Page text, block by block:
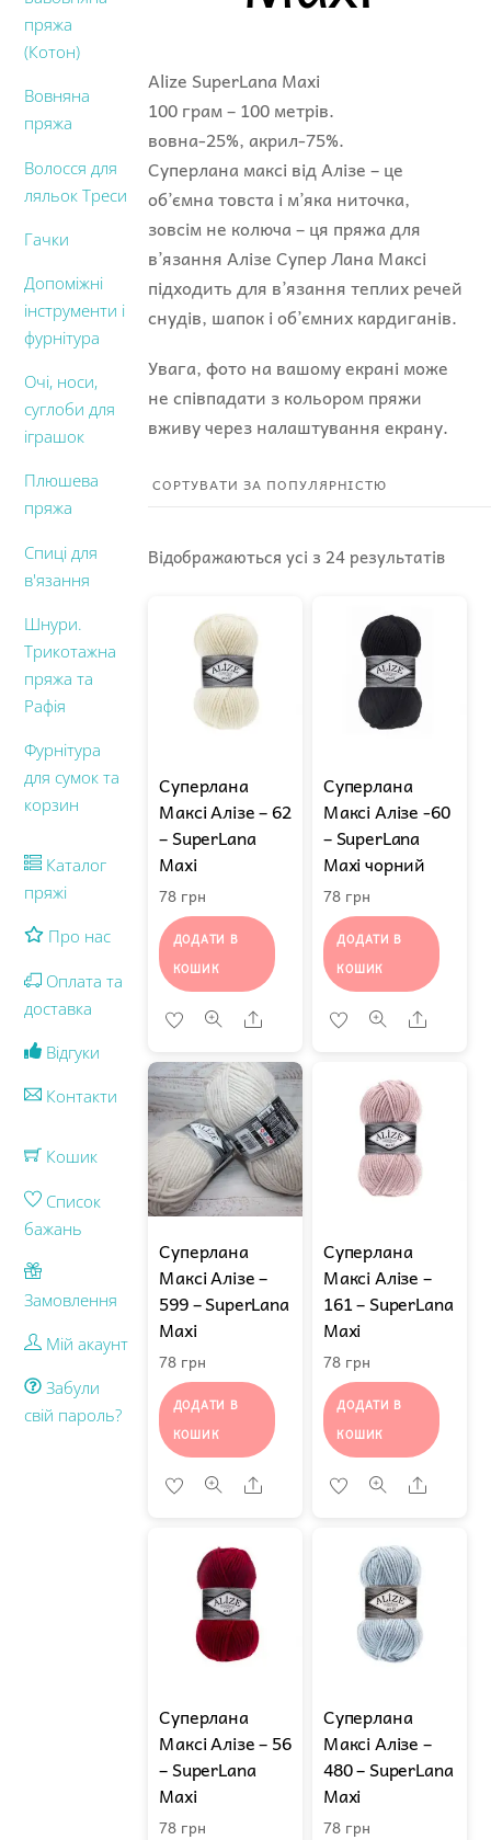
Alize SuperLana Maxi
100 грам – 100 метрів.
вовна-25%, акрил-75%.
Суперлана максі від Алізе – це
об’ємна товста і м’яка ниточка,
зовсім не колюча – ця пряжа для
в’язання Алізе Супер Лана Максі
підходить для в’язання теплих речей
снудів, шапок і об’ємних кардиганів.
Увага, фото на вашому екрані може
не співпадати з кольором пряжи
вживу через налаштування екрану.
Відображаються усі з 24 результатів
Суперлана
Максі Алізе – 62
– SuperLana
Maxi
78 грн
ДОДАТИ В
КОШИК
Share
Суперлана
Максі Алізе -60
– SuperLana
Maxi чорний
78 грн
ДОДАТИ В
КОШИК
Share
Суперлана
Максі Алізе –
599 – SuperLana
Maxi
78 грн
ДОДАТИ В
КОШИК
Share
Суперлана
Максі Алізе –
161 – SuperLana
Maxi
78 грн
ДОДАТИ В
КОШИК
Share
Суперлана
Максі Алізе – 56
– SuperLana
Maxi
78 грн
Суперлана
Максі Алізе –
480 – SuperLana
Maxi
78 грн
пряжа
(Котон)
Вовняна
пряжа
Волосся для
ляльок Треси
Гачки
Допоміжні
інструменти і
фурнітура
Очі, носи,
суглоби для
іграшок
Плюшева
пряжа
Спиці для
в'язання
Шнури.
Трикотажна
пряжа та
Рафія
Фурнітура
для сумок та
корзин
Каталог
пряжі
Про нас
Оплата та
доставка
Відгуки
Контакти
Кошик
Список
бажань
Замовлення
Мій акаунт
Забули
свій пароль?